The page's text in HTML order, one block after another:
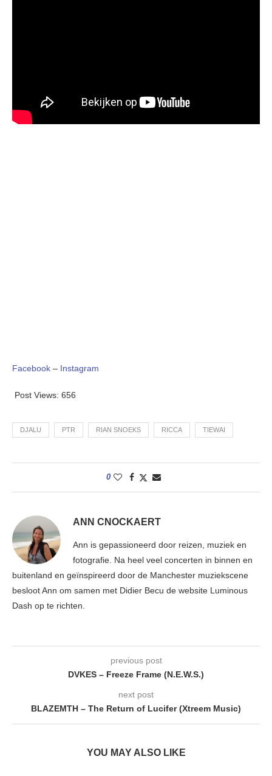
Facebook – Instagram
Post Views: 656
DJALU PTR RIAN SNOEKS RICCA TIEWAI
0
ANN CNOCKAERT
Ann is gepassioneerd door reizen, muziek en
fotografie. Na heel veel concerten in binnen en
buitenland en geïnspireerd door de Manchester muziekscene
besloot Ann om samen met Didier Becu de website Luminous
Dash op te richten.
previous post
DVKES – Freeze Frame (N.E.W.S.)
next post
BLAZEMTH – The Return of Lucifer (Xtreem Music)
YOU MAY ALSO LIKE